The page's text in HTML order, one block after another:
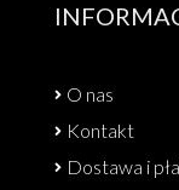
O nas
Kontakt
Dostawa i